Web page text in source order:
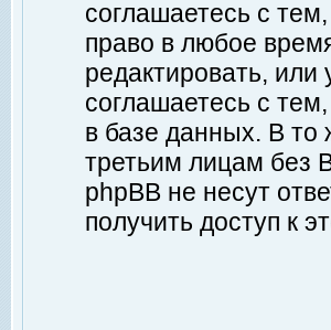
соглашаетесь с
право в любое
редактировать,
соглашаетесь с
в базе данных. В то
третьим лицам без
phpBB не несут
получить доступ к